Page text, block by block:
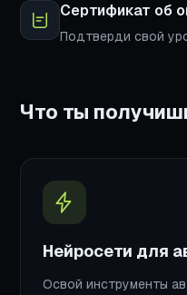
Сертификат об
Подтверди свой
Что ты
Нейросети для
Освой инструменты